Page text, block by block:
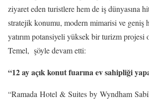
ziyaret eden turistlere hem de iş dünyasına
stratejik konumu, modern mimarisi ve geniş
yatırım potansiyeli yüksek bir turizm projesi
Temel, şöyle devam etti:
“12 ay açık konut fuarına ev sahipliği
“Ramada Hotel & Suites by Wyndham